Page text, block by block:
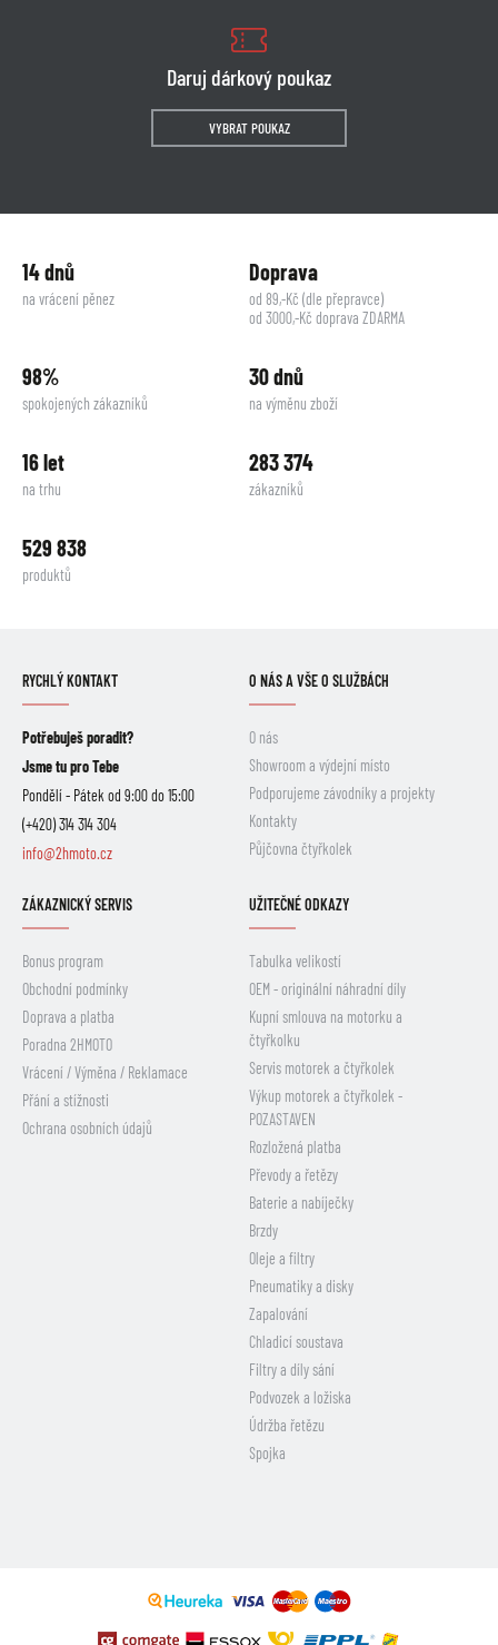
Daruj dárkový poukaz
VYBRAT POUKAZ
14 dnů
na vrácení pěnez
Doprava
od 89,-Kč (dle přepravce)
od 3000,-Kč doprava ZDARMA
98%
spokojených zákazníků
30 dnů
na výměnu zboží
16 let
na trhu
283 374
zákazníků
529 838
produktů
RYCHLÝ KONTAKT
Potřebuješ poradit?
Jsme tu pro Tebe
Pondělí - Pátek od 9:00 do 15:00
(+420) 314 314 304
info@2hmoto.cz
O NÁS A VŠE O SLUŽBÁCH
O nás
Showroom a výdejní místo
Podporujeme závodníky a projekty
Kontakty
Půjčovna čtyřkolek
ZÁKAZNICKÝ SERVIS
Bonus program
Obchodní podmínky
Doprava a platba
Poradna 2HMOTO
Vrácení / Výměna / Reklamace
Přání a stížnosti
Ochrana osobních údajů
UŽITEČNÉ ODKAZY
Tabulka velikostí
OEM - originální náhradní díly
Kupní smlouva na motorku a
čtyřkolku
Servis motorek a čtyřkolek
Výkup motorek a čtyřkolek -
POZASTAVEN
Rozložená platba
Převody a řetězy
Baterie a nabíječky
Brzdy
Oleje a filtry
Pneumatiky a disky
Zapalování
Chladicí soustava
Filtry a díly sání
Podvozek a ložiska
Údržba řetězu
Spojka